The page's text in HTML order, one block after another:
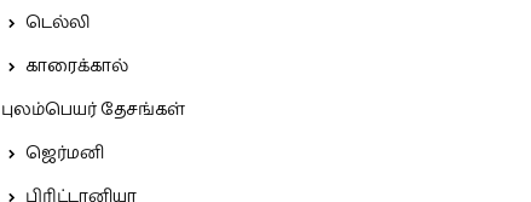
டெல்லி
காரைக்கால்
புலம்பெயர் தேசங்கள்
ஜெர்மனி